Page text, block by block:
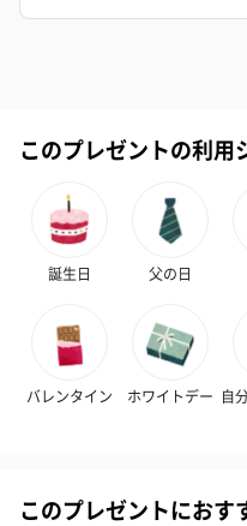
このプレゼントの利用
誕生日 父の日
バレンタイン ホワイトデー 自
このプレゼントにおす